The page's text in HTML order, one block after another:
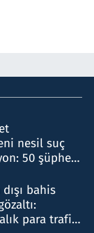
nesil suç
50 şüpheli
bahis
para trafiği